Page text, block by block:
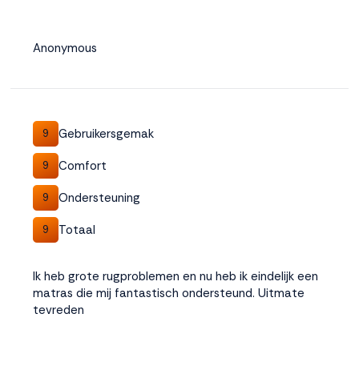
Anonymous
9 Gebruikersgemak
9 Comfort
9 Ondersteuning
9 Totaal
Ik heb grote rugproblemen en nu heb ik eindelijk een
matras die mij fantastisch ondersteund. Uitmate
tevreden